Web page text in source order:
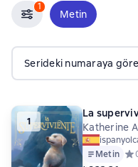
1
Metin
Serideki numaraya göre
1
La
Katherine
Metin